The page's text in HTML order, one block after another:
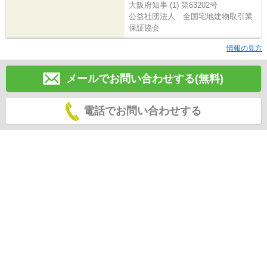
大阪府知事 (1) 第63202号
公益社団法人 全国宅地建物取引業
保証協会
情報の見方
メールでお問い合わせする(無料)
電話でお問い合わせする